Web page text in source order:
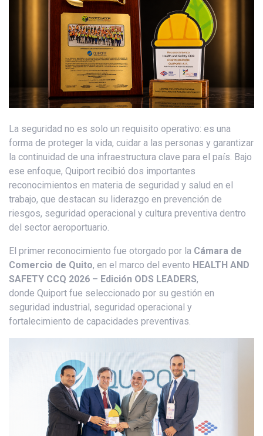
La seguridad no es solo un requisito operativo: es una
forma de proteger la vida, cuidar a las personas y garantizar
la continuidad de una infraestructura clave para el país. Bajo
ese enfoque, Quiport recibió dos importantes
reconocimientos en materia de seguridad y salud en el
trabajo, que destacan su liderazgo en prevención de
riesgos, seguridad operacional y cultura preventiva dentro
del sector aeroportuario.
El primer reconocimiento fue otorgado por la Cámara de
Comercio de Quito, en el marco del evento HEALTH AND
SAFETY CCQ 2026 – Edición ODS LEADERS,
donde Quiport fue seleccionado por su gestión en
seguridad industrial, seguridad operacional y
fortalecimiento de capacidades preventivas.